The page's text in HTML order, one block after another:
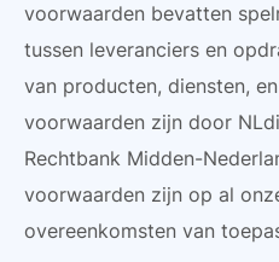
voorwaarden bevatten
tussen leveranciers en
van producten, diensten,
voorwaarden zijn door
Rechtbank Midden-
voorwaarden zijn op al
overeenkomsten van